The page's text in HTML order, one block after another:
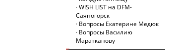
WISH LIST на DFM-
Саяногорск
Вопросы Екатерине Медюк
Вопросы Василию
Маратканову